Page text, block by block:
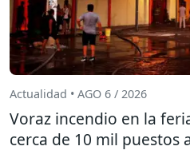
Actualidad • AGO 6 / 2026
Voraz incendio en la
cerca de 10 mil puestos